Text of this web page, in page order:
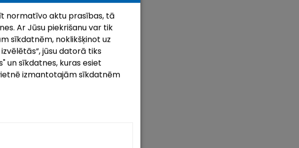
normatīvo aktu prasības, tā
Ar Jūsu piekrišanu var tik
sīkdatnēm, noklikšķinot uz
jūsu datorā tiks
un sīkdatnes, kuras esiet
izmantotajām sīkdatnēm